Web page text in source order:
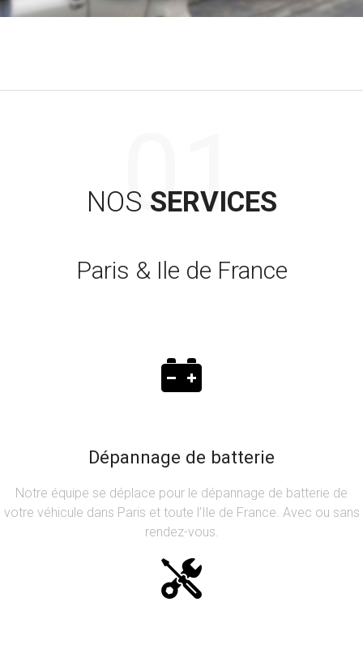
NOS SERVICES
Paris & Ile de France
Dépannage de batterie
Notre équipe se déplace pour le dépannage de batterie de
votre véhicule dans Paris et toute l’Ile de France. Avec ou sans
rendez-vous.